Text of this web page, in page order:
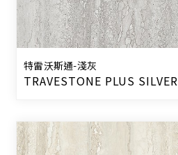
特雷沃斯通-淺灰
TRAVESTONE PLUS SILVER